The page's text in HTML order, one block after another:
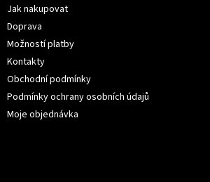
Jak nakupovat
Doprava
Možností platby
Kontakty
Obchodní podmínky
Podmínky ochrany osobních údajů
Moje objednávka